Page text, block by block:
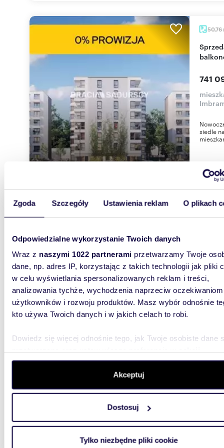
Zgoda Szczegóły Ustawienia reklam O plikach
Odpowiedzialne wykorzystanie Twoich danych
Wraz z naszymi 1022 partnerami przetwarzamy Twoje
dane, np. adres IP, korzystając z takich technologii jak pliki
w celu wyświetlania spersonalizowanych reklam i treści,
analizowania tychże, wychodzenia naprzeciw oczekiwaniom
użytkowników i rozwoju produktów. Masz wybór odnośnie
kto używa Twoich danych i w jakich celach to robi.
Dowiedz się więcej odnośnie tego, jak Twoje osobiste dane
szczegółów. W Deklaracji plików cookie możesz zmienić
wycofać swoją zgodę w dowolnej chwili.
aby oferować funkcje społecznościowe i analizować ruch w
witrynie. Informacje o tym, jak korzystasz z naszej witryny,
analitycznym. Partnerzy mogą połączyć te informacje z
Akceptuj
Dostosuj
Tylko niezbędne pliki cookie
50,76
Sprzedam nowoczesne 2-pokojowe mieszkanie z
741
siedle
65,70
886
Nowoczesne 3-pokojowe mieszkanie z balkonem